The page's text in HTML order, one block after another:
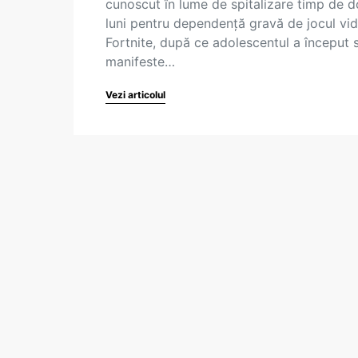
cunoscut în lume de spitalizare timp de
luni pentru dependenţă gravă de jocul
Fortnite, după ce adolescentul a început
manifeste…
Vezi articolul